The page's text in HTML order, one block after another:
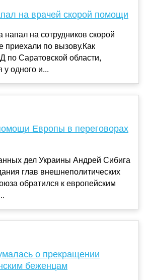
на врачей скорой помощи
напал на сотрудников скорой
приехали по вызову.Как
по Саратовской области,
одного и...
Европы в переговорах
дел Украины Андрей Сибига
глав внешнеполитических
обратился к европейским
о прекращении
беженцам